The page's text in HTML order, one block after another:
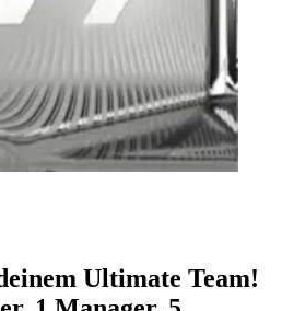
Ultimate Team!